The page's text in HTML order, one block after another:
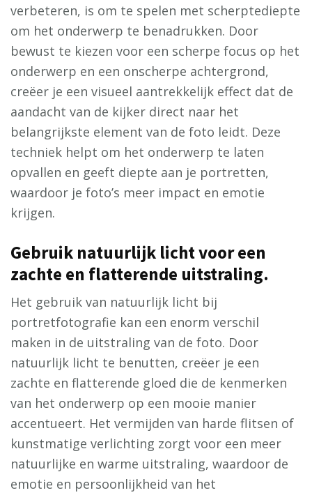
verbeteren, is om te spelen met scherptediepte
om het onderwerp te benadrukken. Door
bewust te kiezen voor een scherpe focus op het
onderwerp en een onscherpe achtergrond,
creëer je een visueel aantrekkelijk effect dat de
aandacht van de kijker direct naar het
belangrijkste element van de foto leidt. Deze
techniek helpt om het onderwerp te laten
opvallen en geeft diepte aan je portretten,
waardoor je foto’s meer impact en emotie
krijgen.
Gebruik natuurlijk licht voor een
zachte en flatterende uitstraling.
Het gebruik van natuurlijk licht bij
portretfotografie kan een enorm verschil
maken in de uitstraling van de foto. Door
natuurlijk licht te benutten, creëer je een
zachte en flatterende gloed die de kenmerken
van het onderwerp op een mooie manier
accentueert. Het vermijden van harde flitsen of
kunstmatige verlichting zorgt voor een meer
natuurlijke en warme uitstraling, waardoor de
emotie en persoonlijkheid van het